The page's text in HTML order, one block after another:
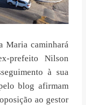
Maria caminhará
prefeito Nilson
à sua
blog afirmam
ao gestor